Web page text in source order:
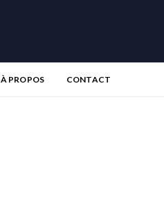
À PROPOS CONTACT